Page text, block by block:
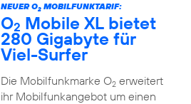
NEUER O2MOBILFUNKTARIF:
O2 Mobile XL bietet
280 Gigabyte für
Viel-Surfer
Die Mobilfunkmarke O2erweitert
ihr Mobilfunkangebot um einen